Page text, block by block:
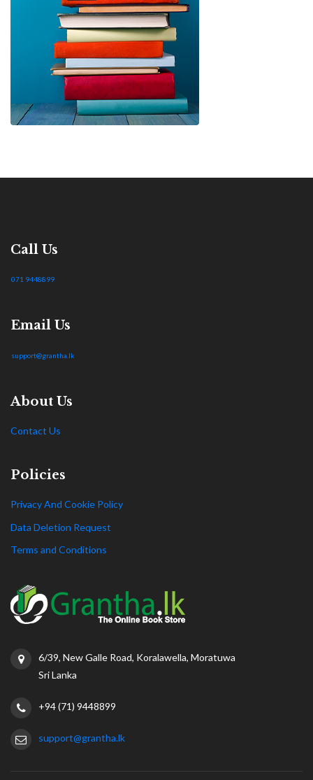
Call Us
071 9448899
Email Us
support@grantha.lk
About Us
Contact Us
Policies
Privacy And Cookie Policy
Data Deletion Request
Terms and Conditions
6/39, New Galle Road, Koralawella, Moratuwa
Sri Lanka
+94 (71) 9448899
support@grantha.lk